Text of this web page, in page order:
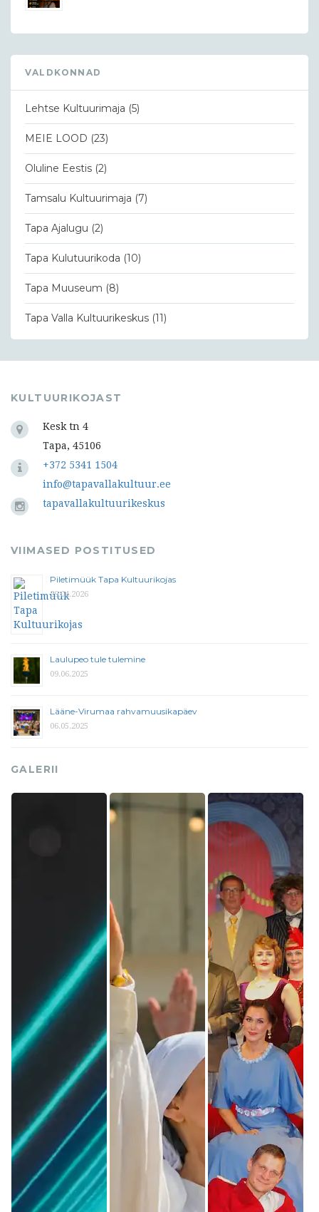
VALDKONNAD
Lehtse Kultuurimaja (5)
MEIE LOOD (23)
Oluline Eestis (2)
Tamsalu Kultuurimaja (7)
Tapa Ajalugu (2)
Tapa Kulutuurikoda (10)
Tapa Muuseum (8)
Tapa Valla Kultuurikeskus (11)
KULTUURIKOJAST
Kesk tn 4
Tapa, 45106
+372 5341 1504
info@tapavallakultuur.ee
tapavallakultuurikeskus
VIIMASED POSTITUSED
Piletimüük Tapa Kultuurikojas
29.04.2026
Laulupeo tule tulemine
09.06.2025
Lääne-Virumaa rahvamuusikapäev
06.05.2025
GALERII